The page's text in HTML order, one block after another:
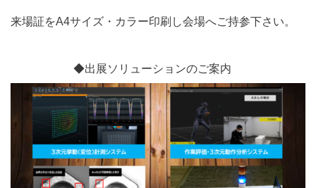
来場証をA4サイズ・カラー印刷し会場へご持参下さい。
◆出展ソリューションのご案内